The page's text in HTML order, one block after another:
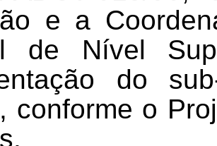
e a
de Nível
do
conforme o